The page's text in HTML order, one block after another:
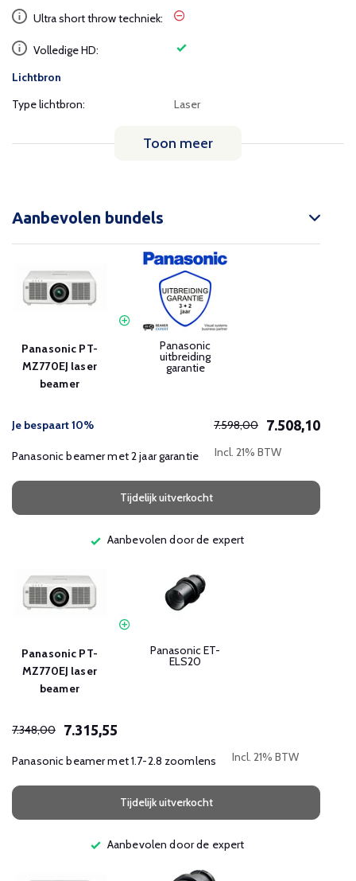
Ultra short throw techniek:
Volledige HD:
Lichtbron
Type lichtbron:
Laser
Toon meer
Aanbevolen bundels
Panasonic PT-
MZ770EJ laser
beamer
Panasonic
uitbreiding
garantie
Je bespaart 10% 7.598,00 7.508,10
Panasonic beamer met 2 jaar garantie Incl. 21% BTW
Tijdelijk uitverkocht
Aanbevolen door de expert
Panasonic PT-
MZ770EJ laser
beamer
Panasonic ET-
ELS20
7.348,00 7.315,55
Panasonic beamer met 1.7-2.8 zoomlens Incl. 21% BTW
Tijdelijk uitverkocht
Aanbevolen door de expert